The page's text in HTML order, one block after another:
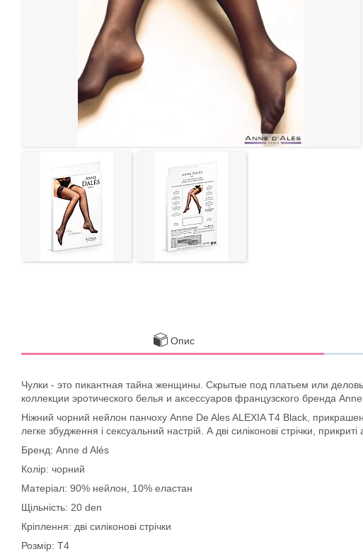
Опис
Чулки - это пикантная тайна женщины. Скрытые под платьем или
коллекции эротического белья и аксессуаров французского бренда
Ніжний чорний нейлон панчоху Anne De Ales ALEXIA T4 Black,
легке збудження і сексуальний настрій. А дві силіконові стрічки,
Бренд: Anne d Alés
Колір: чорний
Матеріал: 90% нейлон, 10% еластан
Щільність: 20 den
Кріплення: дві силіконові стрічки
Розмір: Т4